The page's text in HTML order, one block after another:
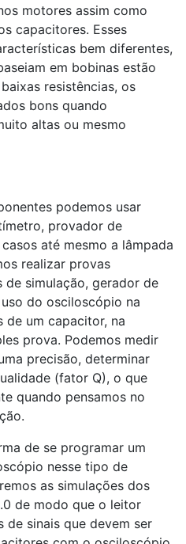
motores assim como
capacitores. Esses
bem diferentes,
em bobinas estão
resistências, os
bons quando
altas ou mesmo
podemos usar
provador de
até mesmo a lâmpada
realizar provas
simulação, gerador de
do osciloscópio na
de um capacitor, na
prova. Podemos medir
precisão, determinar
(fator Q), o que
quando pensamos no
de se programar um
nesse tipo de
as simulações dos
de modo que o leitor
de sinais que devem ser